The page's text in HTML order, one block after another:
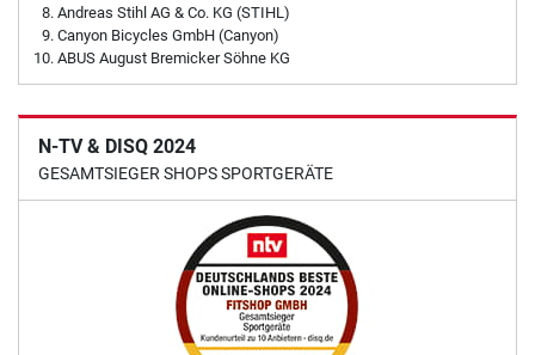
Andreas Stihl AG & Co. KG (STIHL)
Canyon Bicycles GmbH (Canyon)
ABUS August Bremicker Söhne KG
N-TV & DISQ 2024
GESAMTSIEGER SHOPS SPORTGERÄTE